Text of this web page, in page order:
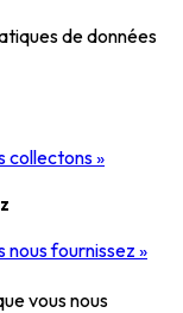
de données
collectons »
nous fournissez »
vous nous